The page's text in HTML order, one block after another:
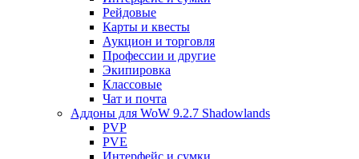
Рейдовые
Карты и квесты
Аукцион и торговля
Профессии и другие
Экипировка
Классовые
Чат и почта
Аддоны для WoW 9.2.7 Shadowlands
PVP
PVE
Интерфейс и сумки